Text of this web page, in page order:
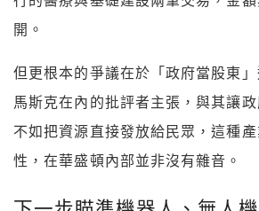
開。
但更根本的爭議在於「政府當股東
馬斯克在內的批評者主張，與其讓政
不如把資源直接發放給民眾，這種
性，在華盛頓內部並非沒有雜音。